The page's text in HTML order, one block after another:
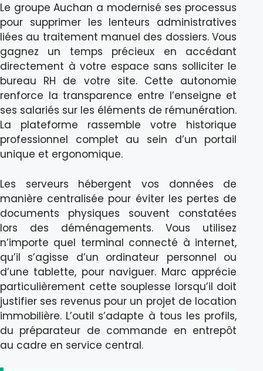
Le groupe Auchan a modernisé ses processus
pour supprimer les lenteurs administratives
liées au traitement manuel des dossiers. Vous
gagnez un temps précieux en accédant
directement à votre espace sans solliciter le
bureau RH de votre site. Cette autonomie
renforce la transparence entre l’enseigne et
ses salariés sur les éléments de rémunération.
La plateforme rassemble votre historique
professionnel complet au sein d’un portail
unique et ergonomique.
Les serveurs hébergent vos données de
manière centralisée pour éviter les pertes de
documents physiques souvent constatées
lors des déménagements. Vous utilisez
n’importe quel terminal connecté à internet,
qu’il s’agisse d’un ordinateur personnel ou
d’une tablette, pour naviguer. Marc apprécie
particulièrement cette souplesse lorsqu’il doit
justifier ses revenus pour un projet de location
immobilière. L’outil s’adapte à tous les profils,
du préparateur de commande en entrepôt
au cadre en service central.